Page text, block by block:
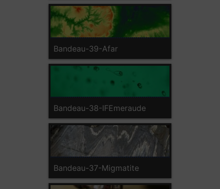
Bandeau-39-Afar
Bandeau-38-IFEmeraude
Bandeau-37-Migmatite